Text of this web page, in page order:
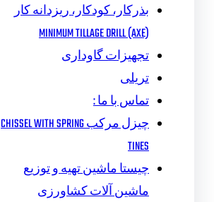
بذرکار، کودکار، ریزدانه کار
MINIMUM TILLAGE DRILL (AXE)
تجهیزات گاوداری
تریلی
تماس با ما :
چیزل مرکب CHISSEL WITH SPRING
TINES
چیستا ماشین تهیه و توزیع
ماشین آلات کشاورزی